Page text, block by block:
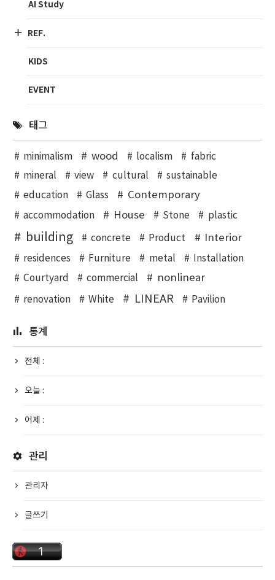
AI Study
REF.
KIDS
EVENT
태그
minimalism wood localism
fabric
mineral
view cultural
sustainable
education
Glass Contemporary
accommodation House Stone plastic
building concrete Product Interior
residences Furniture metal
Installation
Courtyard
commercial nonlinear
renovation White LINEAR Pavilion
통계
전체 :
오늘 :
어제 :
관리
관리자
글쓰기